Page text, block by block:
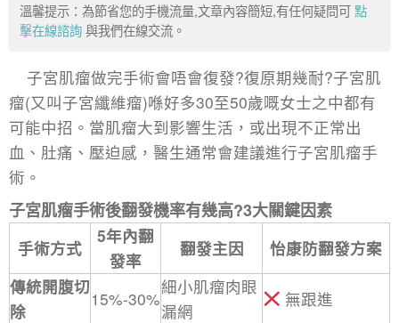
溫馨提示：為節省您的手機流量,文章內容簡短,有任何疑問可點
擊在線諮詢 與我們在線交流。
子宮肌瘤做完手術會唔會復發?復原期幾耐?子宮肌
瘤(又叫子宮纖維瘤)喺好多30至50歲嘅女士之中都有
可能中招。當肌瘤大到影響生活，或出現不正常出
血、肚痛、壓迫感，醫生通常會建議進行子宮肌瘤手
術。
子宮肌瘤手術後翻發機率有幾高?3大關鍵因素
手術方式
5年內翻
發率
翻發主因
怡康防翻發方案
傳統開腹切
除
15%-30%
細小肌瘤肉眼
漏網
無跟進